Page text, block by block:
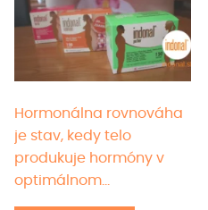
Hormonálna rovnováha
je stav, kedy telo
produkuje hormóny v
optimálnom…